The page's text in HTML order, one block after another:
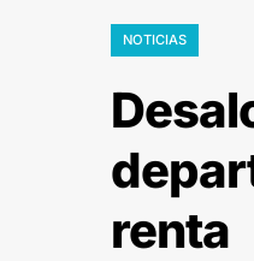
NOTICIAS
renta